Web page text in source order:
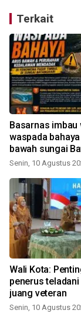
Terkait
Basarnas imbau
waspada
bawah sungai
Senin, 10 Agustus
Wali Kota:
penerus
juang veteran
Senin, 10 Agustus